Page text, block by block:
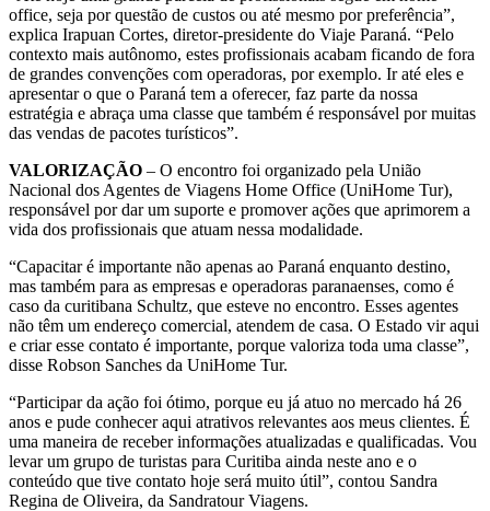
office, seja por questão de custos ou até mesmo por preferência”,
explica Irapuan Cortes, diretor-presidente do Viaje Paraná. “Pelo
contexto mais autônomo, estes profissionais acabam ficando de fora
de grandes convenções com operadoras, por exemplo. Ir até eles e
apresentar o que o Paraná tem a oferecer, faz parte da nossa
estratégia e abraça uma classe que também é responsável por muitas
das vendas de pacotes turísticos”.
VALORIZAÇÃO – O encontro foi organizado pela União
Nacional dos Agentes de Viagens Home Office (UniHome Tur),
responsável por dar um suporte e promover ações que aprimorem a
vida dos profissionais que atuam nessa modalidade.
“Capacitar é importante não apenas ao Paraná enquanto destino,
mas também para as empresas e operadoras paranaenses, como é
caso da curitibana Schultz, que esteve no encontro. Esses agentes
não têm um endereço comercial, atendem de casa. O Estado vir aqui
e criar esse contato é importante, porque valoriza toda uma classe”,
disse Robson Sanches da UniHome Tur.
“Participar da ação foi ótimo, porque eu já atuo no mercado há 26
anos e pude conhecer aqui atrativos relevantes aos meus clientes. É
uma maneira de receber informações atualizadas e qualificadas. Vou
levar um grupo de turistas para Curitiba ainda neste ano e o
conteúdo que tive contato hoje será muito útil”, contou Sandra
Regina de Oliveira, da Sandratour Viagens.